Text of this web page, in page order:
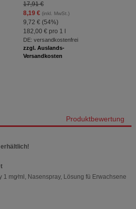
17,91 €
8,19 €(inkl. MwSt.)
9,72 € (54%)
182,00 €pro 1 l
DE: versandkostenfrei
zzgl. Auslands-
Versandkosten
Produktbewertung
mg⁄ml, Nasenspray, Lösung fü Erwachsene